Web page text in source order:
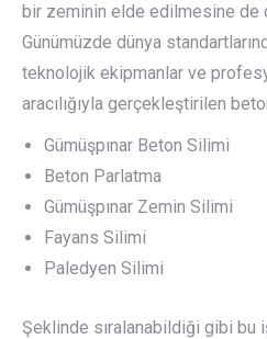
bir zeminin elde edilmesine de
Günümüzde dünya
teknolojik ekipmanlar ve
aracılığıyla gerçekleştirilen
Gümüşpınar Beton Silimi
Beton Parlatma
Gümüşpınar Zemin Silimi
Fayans Silimi
Paledyen Silimi
Şeklinde sıralanabildiği gibi bu